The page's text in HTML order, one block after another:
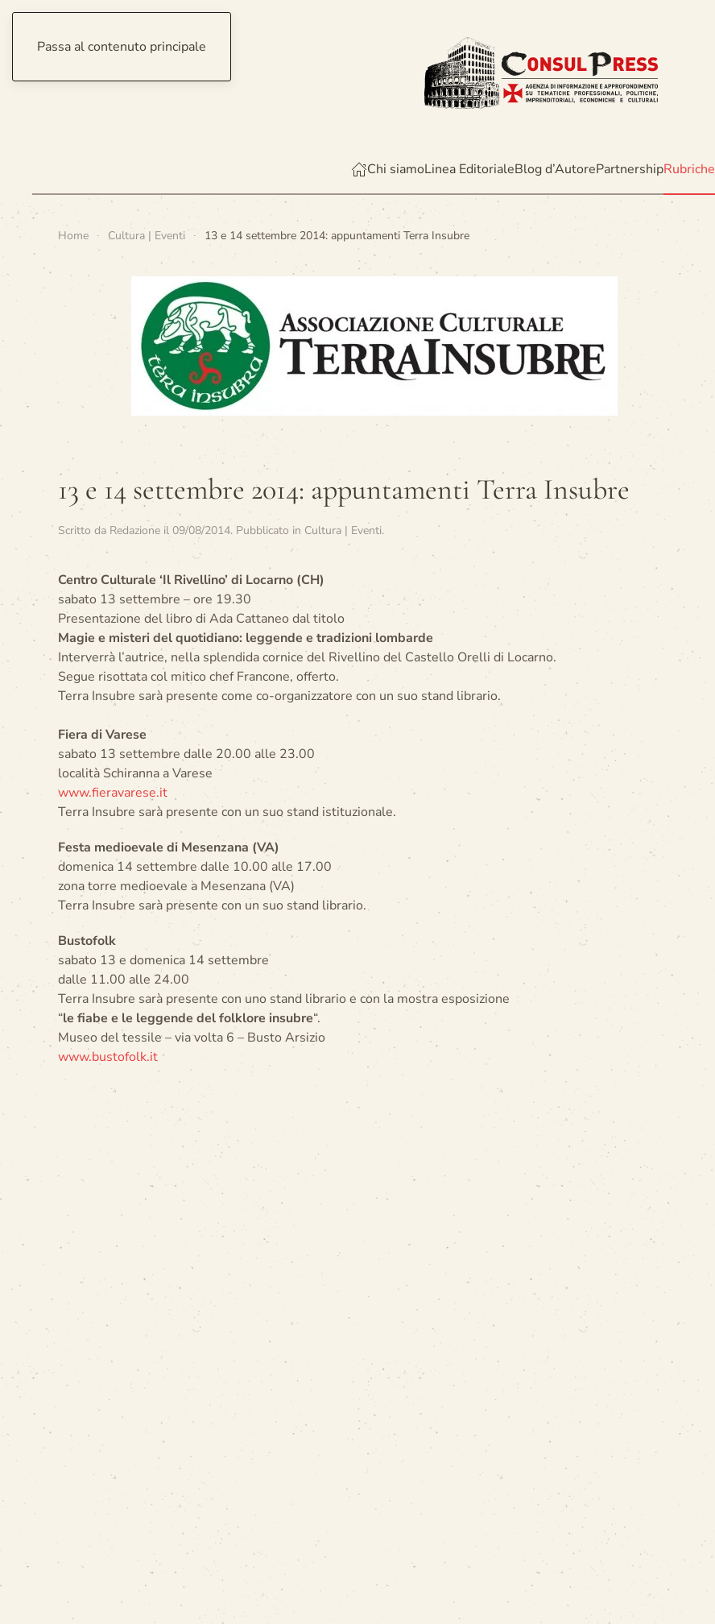
Passa al contenuto principale
Chi siamoLinea EditorialeBlog d’AutorePartnershipRubriche
Home Cultura | Eventi 13 e 14 settembre 2014: appuntamenti Terra Insubre
13 e 14 settembre 2014: appuntamenti Terra Insubre
Scritto da Redazione il 09/08/2014. Pubblicato in Cultura | Eventi.
Centro Culturale ‘Il Rivellino’ di Locarno (CH)
sabato 13 settembre – ore 19.30
Presentazione del libro di Ada Cattaneo dal titolo
Magie e misteri del quotidiano: leggende e tradizioni lombarde
Interverrà l’autrice, nella splendida cornice del Rivellino del Castello Orelli di Locarno.
Segue risottata col mitico chef Francone, offerto.
Terra Insubre sarà presente come co-organizzatore con un suo stand librario.
Fiera di Varese
sabato 13 settembre dalle 20.00 alle 23.00
località Schiranna a Varese
www.fieravarese.it
Terra Insubre sarà presente con un suo stand istituzionale.
Festa medioevale di Mesenzana (VA)
domenica 14 settembre dalle 10.00 alle 17.00
zona torre medioevale a Mesenzana (VA)
Terra Insubre sarà presente con un suo stand librario.
Bustofolk
sabato 13 e domenica 14 settembre
dalle 11.00 alle 24.00
Terra Insubre sarà presente con uno stand librario e con la mostra esposizione
“le fiabe e le leggende del folklore insubre“.
Museo del tessile – via volta 6 – Busto Arsizio
www.bustofolk.it